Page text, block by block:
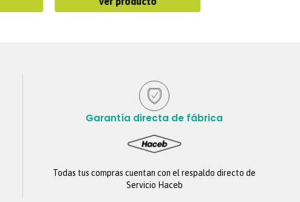
Garantía directa de fábrica
Todas tus compras cuentan con el respaldo directo de
Servicio Haceb